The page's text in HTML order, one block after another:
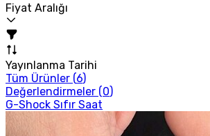
Fiyat Aralığı
Yayınlanma Tarihi
Tüm Ürünler (6)
Değerlendirmeler (0)
G-Shock Sıfır Saat